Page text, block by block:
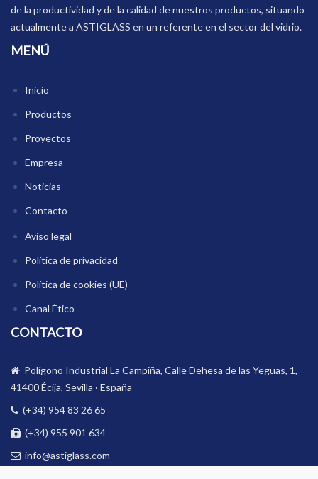
de la productividad y de la calidad de nuestros productos, situando
actualmente a ASTIGLASS en un referente en el sector del vidrio.
MENÚ
Inicio
Productos
Proyectos
Empresa
Noticias
Contacto
Aviso legal
Política de privacidad
Política de cookies (UE)
Canal Ético
CONTACTO
Polígono Industrial La Campiña, Calle Dehesa de las Yeguas, 1,
41400 Écija, Sevilla · España
(+34) 954 83 26 65
(+34) 955 901 634
info@astiglass.com